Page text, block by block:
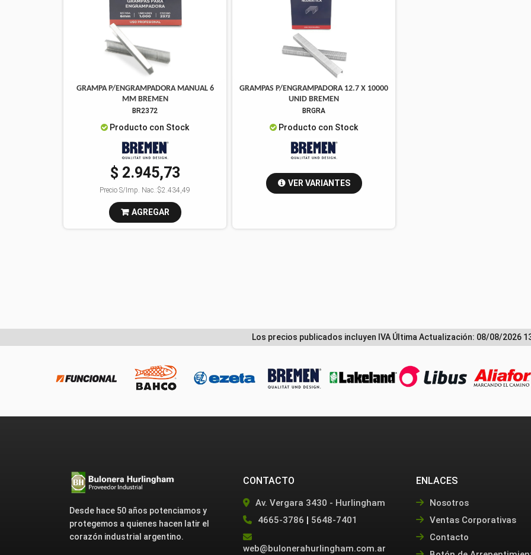
GRAMPA P/ENGRAMPADORA MANUAL 6
MM BREMEN
BR2372
Producto con Stock
$ 2.945,73
Precio S/Imp. Nac.:$2.434,49
AGREGAR
GRAMPAS P/ENGRAMPADORA 12.7 X 10000
UNID BREMEN
BRGRA
Producto con Stock
VER VARIANTES
Los precios publicados incluyen IVA Última Actualización: 08/08/2026
Desde hace 50 años potenciamos y
protegemos a quienes hacen latir el
corazón industrial argentino.
CONTACTO
Av. Vergara 3430 - Hurlingham
4665-3786 | 5648-7401
web@bulonerahurlingham.com.ar
ENLACES
Nosotros
Ventas Corporativas
Contacto